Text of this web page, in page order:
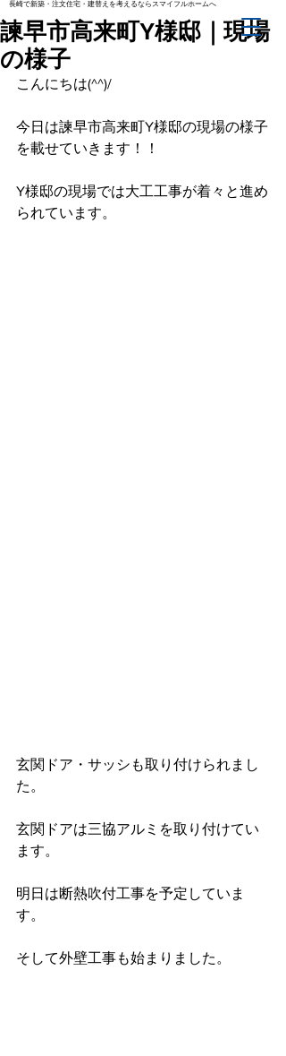
長崎で新築・注文住宅・建替えを考えるならスマイフルホームへ
諫早市高来町Y様邸｜現場
の様子
こんにちは(^^)/
今日は諫早市高来町Y様邸の現場の様子
を載せていきます！！
Y様邸の現場では大工工事が着々と進め
られています。
玄関ドア・サッシも取り付けられまし
た。
玄関ドアは三協アルミを取り付けてい
ます。
明日は断熱吹付工事を予定していま
す。
そして外壁工事も始まりました。